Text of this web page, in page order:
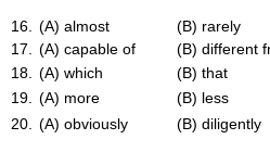
16. (A) almost (B) rarely
17.
(A) capable of (B) different
18.
(A) which (B) that
19.
(A) more (B) less
20.
(A) obviously (B) diligently